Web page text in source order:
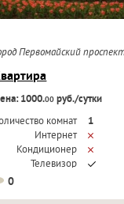
Первомайский
1000.00 руб./сутки
комнат
1
Интернет
Кондиционер
Телевизор
0